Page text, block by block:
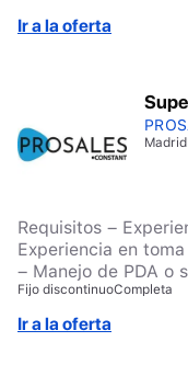
Ir a la oferta
Madrid
Requisitos – Experiencia en coordinación de equipos –
Experiencia en
– Manejo de PDA o
Bachillerato o Ciclo
Disponibilidad inmediata
interesado/a,
Fijo discontinuoCompleta
Ir a la oferta